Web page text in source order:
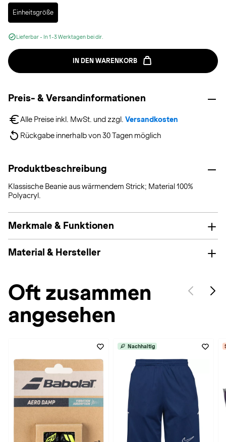
Einheitsgröße
Selected
Lieferbar - In 1-3 Werktagen bei dir.
IN DEN WARENKORB
Preis- & Versandinformationen
Alle Preise inkl. MwSt. und zzgl. Versandkosten
Rückgabe innerhalb von 30 Tagen möglich
Produktbeschreibung
Klassische Beanie aus wärmendem Strick; Material 100%
Polyacryl.
Merkmale & Funktionen
Material & Hersteller
Oft zusammen
angesehen
Nachhaltig